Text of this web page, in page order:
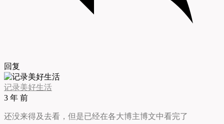
回复
记录美好生活
3 年 前
还没来得及去看，但是已经在各大博主博文中看完了